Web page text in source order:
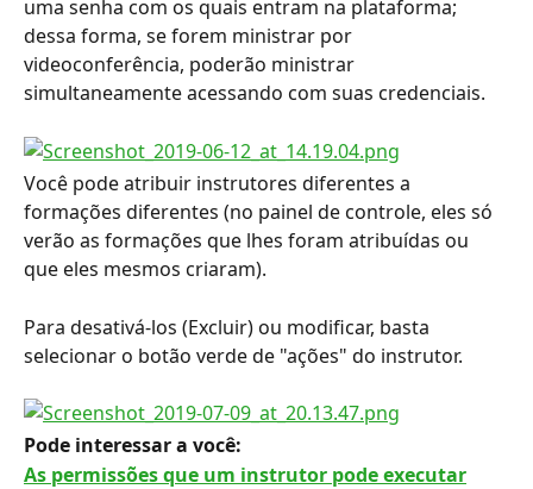
uma senha com os quais entram na plataforma;
dessa forma, se forem ministrar por
videoconferência, poderão ministrar
simultaneamente acessando com suas credenciais.
Você pode atribuir instrutores diferentes a
formações diferentes (no painel de controle, eles só
verão as formações que lhes foram atribuídas ou
que eles mesmos criaram).
Para desativá-los (Excluir) ou modificar, basta
selecionar o botão verde de "ações" do instrutor.
Pode interessar a você:
As permissões que um instrutor pode executar